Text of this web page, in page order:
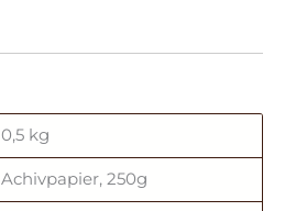
0,5 kg
Achivpapier, 250g